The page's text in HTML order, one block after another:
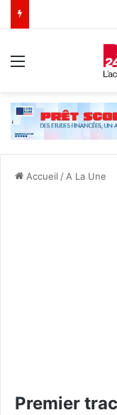
Accueil / A La Une
Premier